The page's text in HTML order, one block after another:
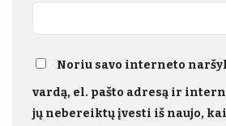
Noriu savo interneto
vardą, el. pašto adresą ir
jų nebereiktų įvesti iš naujo,